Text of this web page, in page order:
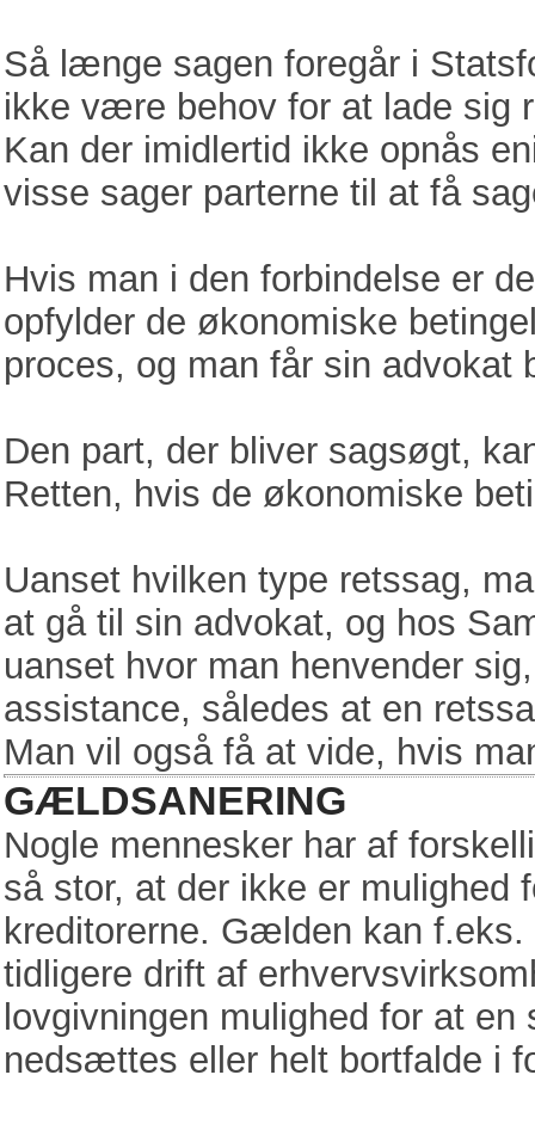
Så længe sagen foregår i
ikke være behov for at lade sig
Kan der imidlertid ikke opnås
visse sager parterne til at få
Hvis man i den forbindelse er
opfylder de økonomiske
proces, og man får sin advokat
Den part, der bliver sagsøgt,
Retten, hvis de økonomiske
Uanset hvilken type retssag,
at gå til sin advokat, og hos
uanset hvor man henvender
assistance, således at en
Man vil også få at vide, hvis
GÆLDSANERING
Nogle mennesker har af
så stor, at der ikke er
kreditorerne. Gælden kan
tidligere drift af
lovgivningen mulighed for at
nedsættes eller helt bortfalde i